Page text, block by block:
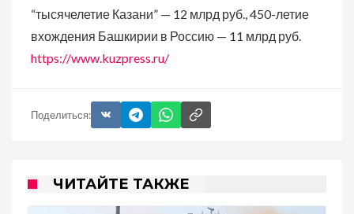
“тысячелетие Казани” — 12 млрд руб., 450-летие
вхождения Башкирии в Россию — 11 млрд руб.
https://www.kuzpress.ru/
Поделиться:
ЧИТАЙТЕ ТАКЖЕ